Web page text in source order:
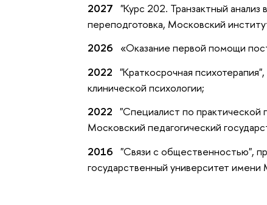
2027 "Курс 202. Транзактный анализ
переподготовка, Московский
2026 «Оказание первой помощи
2022 "Краткосрочная
клинической психологии;
2022 "Специалист по практической
Московский педагогический
2016 "Связи с общественностью",
государственный университет